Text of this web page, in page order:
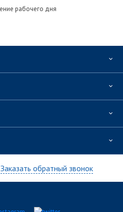
рабочего дня
Заказать обратный звонок